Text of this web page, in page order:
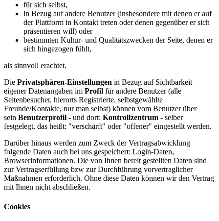
für sich selbst,
in Bezug auf andere Benutzer (insbesondere mit denen er auf
der Plattform in Kontakt treten oder denen gegenüber er sich
präsentieren will) oder
bestimmten Kultur- und Qualitätszwecken der Seite, denen er
sich hingezogen fühlt,
als sinnvoll erachtet.
Die Privatsphären-Einstellungen in Bezug auf Sichtbarkeit
eigener Datenangaben im Profil für andere Benutzer (alle
Seitenbesucher, hierorts Registrierte, selbstgewählte
Freunde/Kontakte, nur man selbst) können vom Benutzer über
sein Benutzerprofil - und dort: Kontrollzentrum - selber
festgelegt, das heißt: "verschärft" oder "offener" eingestellt werden.
Darüber hinaus werden zum Zweck der Vertragsabwicklung
folgende Daten auch bei uns gespeichert: Login-Daten,
Browserinformationen. Die von Ihnen bereit gestellten Daten sind
zur Vertragserfüllung bzw zur Durchführung vorvertraglicher
Maßnahmen erforderlich. Ohne diese Daten können wir den Vertrag
mit Ihnen nicht abschließen.
Cookies